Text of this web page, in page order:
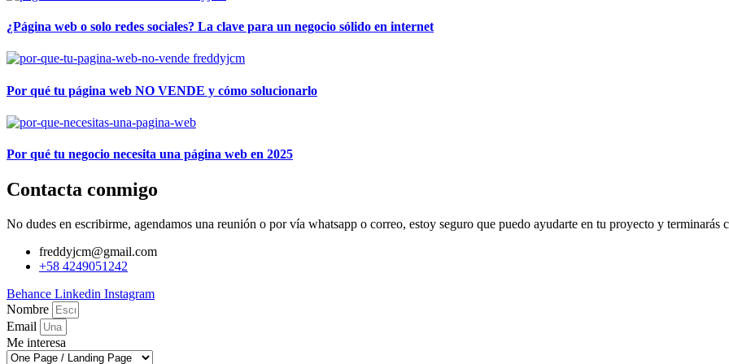
¿Página web o solo redes sociales? La clave para un negocio sólido en internet
Por qué tu página web NO VENDE y cómo solucionarlo
Por qué tu negocio necesita una página web en 2025
Contacta conmigo
No dudes en escribirme, agendamos una reunión o por vía whatsapp o correo, estoy seguro que puedo ayudarte en tu proyecto y terminarás
freddyjcm@gmail.com
+58 4249051242
Behance Linkedin Instagram
Nombre
Email
Me interesa